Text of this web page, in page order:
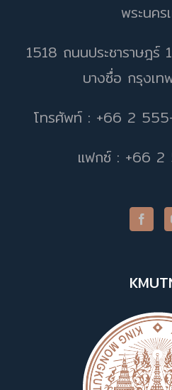
พระนคร
1518 ถนนประชาราษฎร์
บางซื่อ กรุงเ
โทรศัพท์ : +66 2
แฟกซ์ : +66